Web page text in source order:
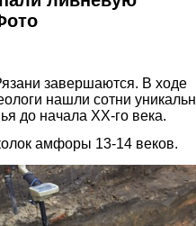
завершаются. В ходе
нашли сотни
до начала XX-го века.
амфоры 13-14 веков.